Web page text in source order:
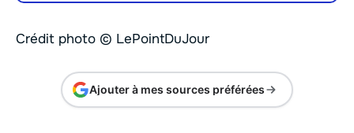
Crédit photo © LePointDuJour
Ajouter à mes sources préférées